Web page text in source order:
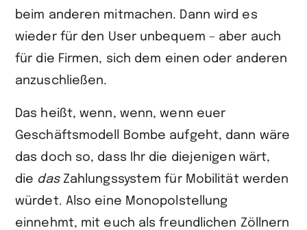
beim anderen mitmachen. Dann wird es
wieder für den User unbequem – aber auch
für die Firmen, sich dem einen oder anderen
anzuschließen.
Das heißt, wenn, wenn, wenn euer
Geschäftsmodell Bombe aufgeht, dann wäre
das doch so, dass Ihr die diejenigen wärt,
die dasZahlungssystem für Mobilität werden
würdet. Also eine Monopolstellung
einnehmt, mit euch als freundlichen Zöllnern